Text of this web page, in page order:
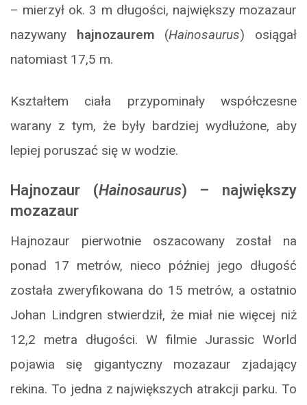
– mierzył ok. 3 m długości, największy mozazaur
nazywany hajnozaurem (Hainosaurus) osiągał
natomiast 17,5 m.
Kształtem ciała przypominały współczesne
warany z tym, że były bardziej wydłużone, aby
lepiej poruszać się w wodzie.
Hajnozaur (Hainosaurus) – największy
mozazaur
Hajnozaur pierwotnie oszacowany został na
ponad 17 metrów, nieco później jego długość
została zweryfikowana do 15 metrów, a ostatnio
Johan Lindgren stwierdził, że miał nie więcej niż
12,2 metra długości. W filmie Jurassic World
pojawia się gigantyczny mozazaur zjadający
rekina. To jedna z największych atrakcji parku. To